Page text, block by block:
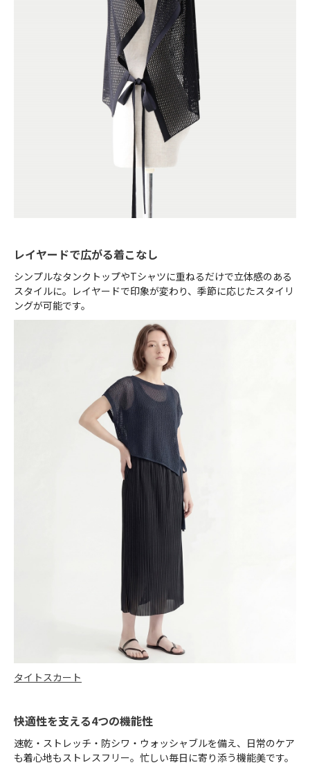
レイヤードで広がる着こなし
シンプルなタンクトップやTシャツに重ねるだけで立体感のある
スタイルに。レイヤードで印象が変わり、季節に応じたスタイリ
ングが可能です。
タイトスカート
快適性を支える4つの機能性
速乾・ストレッチ・防シワ・ウォッシャブルを備え、日常のケア
も着心地もストレスフリー。忙しい毎日に寄り添う機能美です。